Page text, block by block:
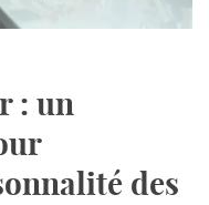
: un
des